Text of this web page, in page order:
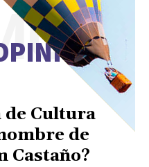
de Cultura
de
Castaño?